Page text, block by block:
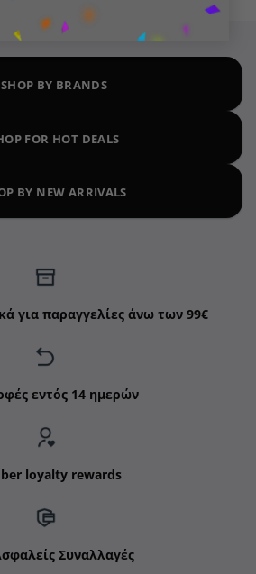
SHOP BY BRANDS
FOR HOT DEALS
BY NEW ARRIVALS
για παραγγελίες άνω των 99€
εντός 14 ημερών
loyalty rewards
Συναλλαγές